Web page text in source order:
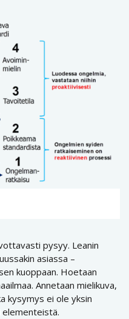
pysyy. Leanin
asiassa –
kuoppaan. Hoetaan
Annetaan mielikuva,
kysymys ei ole yksin